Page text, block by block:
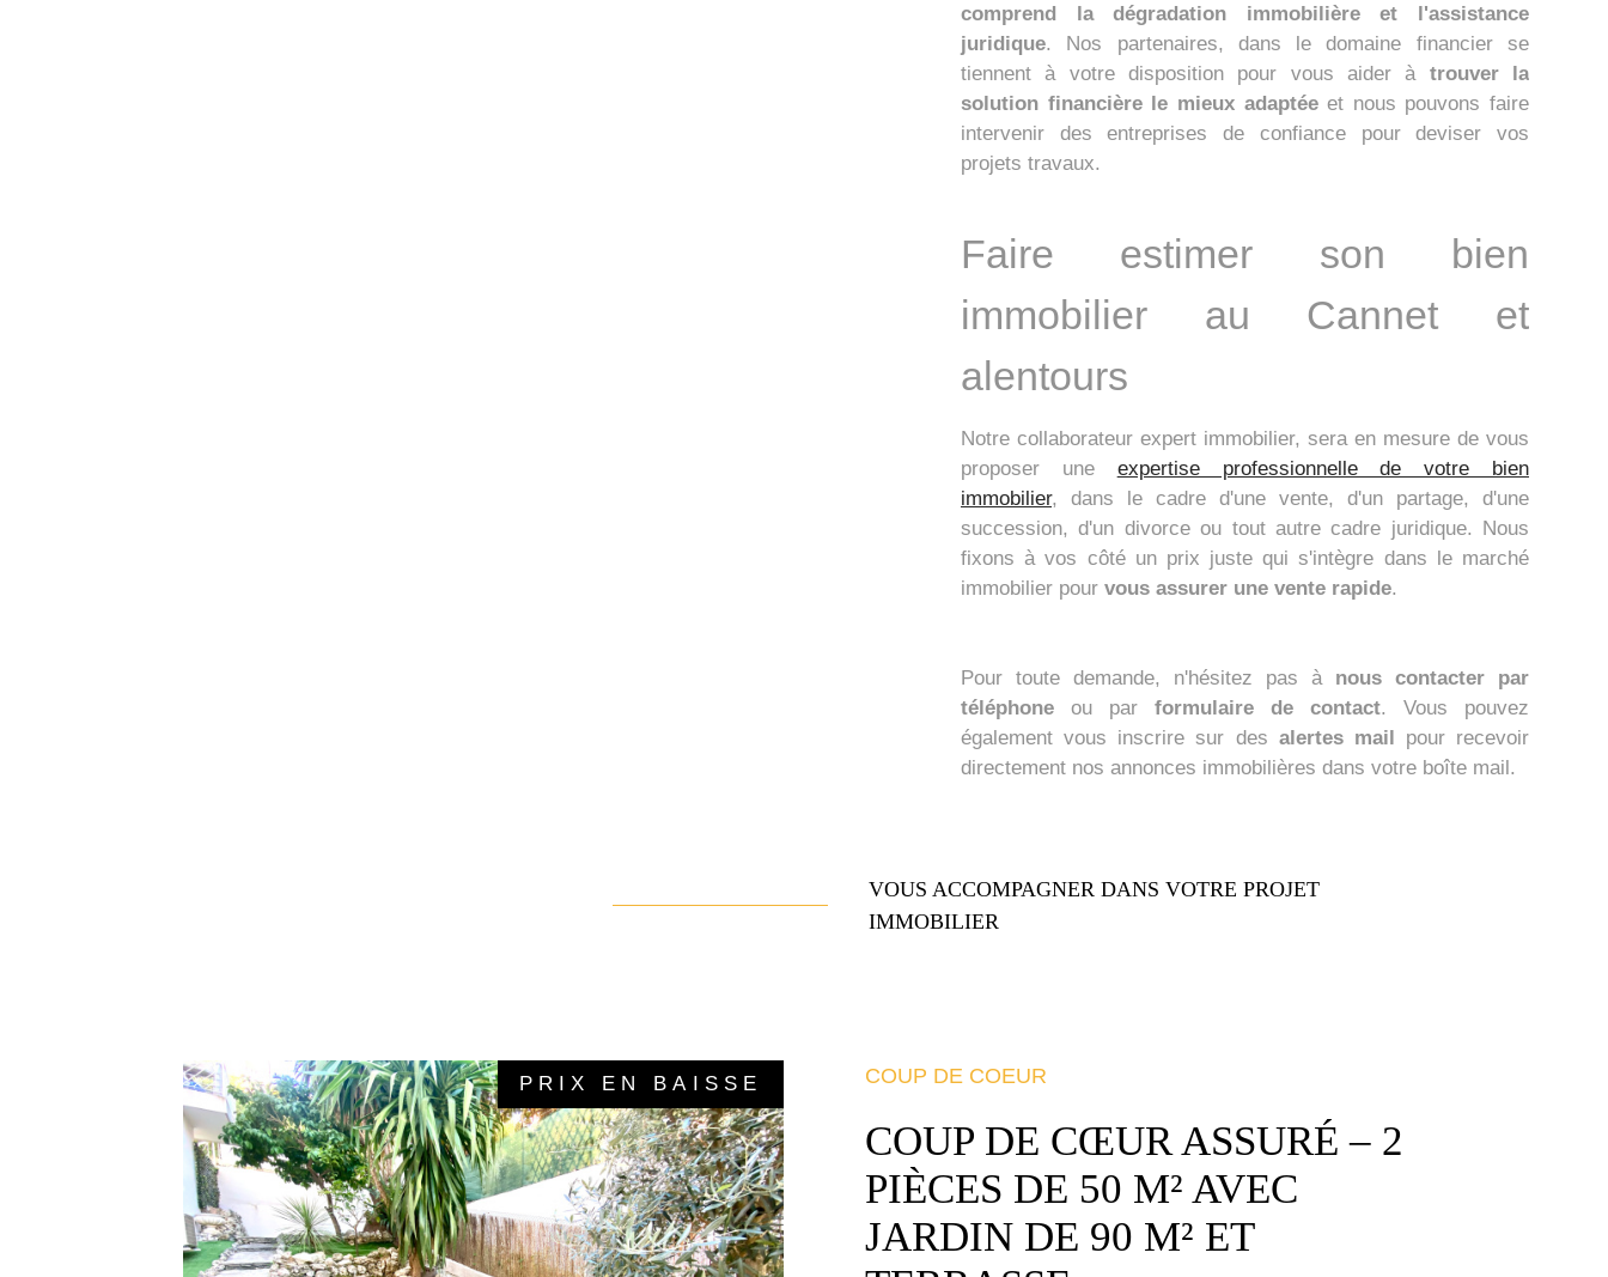
comprend la dégradation immobilière et l'assistance
juridique. Nos partenaires, dans le domaine financier se
tiennent à votre disposition pour vous aider à trouver la
solution financière le mieux adaptéeet nous pouvons faire
intervenir des entreprises de confiance pour deviser vos
projets travaux.
Faire estimer son bien
immobilier au Cannet et
alentours
Notre collaborateur expert immobilier, sera en mesure de vous
proposer une expertise professionnelle de votre bien
immobilier, dans le cadre d'une vente, d'un partage, d'une
succession, d'un divorce ou tout autre cadre juridique. Nous
fixons à vos côté un prix juste qui s'intègre dans le marché
immobilier pour vous assurer une vente rapide.
Pour toute demande, n'hésitez pas à nous contacter par
téléphone ou par formulaire de contact. Vous pouvez
également vous inscrire sur des alertes mail pour recevoir
directement nos annonces immobilières dans votre boîte mail.
VOUS ACCOMPAGNER DANS VOTRE PROJET
IMMOBILIER
PRIX EN BAISSE COUP DE COEUR
COUP DE CŒUR ASSURÉ – 2
PIÈCES DE 50 M² AVEC
JARDIN DE 90 M² ET